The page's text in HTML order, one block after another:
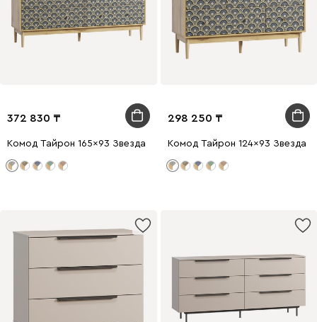
372 830
Комод Тайрон 165x93 Звезда ​
298 250
Комод Тайрон 124x93 Звезда ​